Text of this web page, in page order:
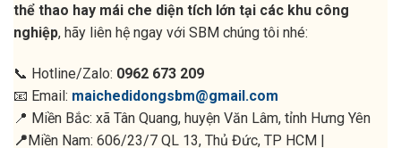
thể thao hay mái che diện tích lớn tại các khu công
nghiệp, hãy liên hệ ngay với SBM chúng tôi nhé:
📞 Hotline/Zalo: 0962 673 209
📧 Email: maichedidongsbm@gmail.com
📍 Miền Bắc: xã Tân Quang, huyện Văn Lâm, tỉnh Hưng Yên
📍Miền Nam: 606/23/7 QL 13, Thủ Đức, TP HCM |